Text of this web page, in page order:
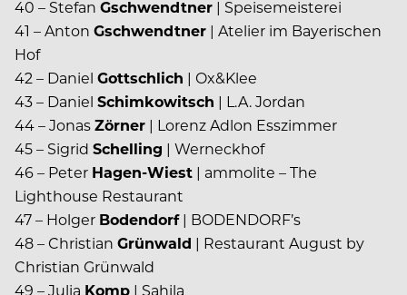
40 – Stefan Gschwendtner | Speisemeisterei
41 – Anton Gschwendtner | Atelier im Bayerischen
Hof
42 – Daniel Gottschlich | Ox&Klee
43 – Daniel Schimkowitsch | L.A. Jordan
44 – JonasZörner | Lorenz Adlon Esszimmer
45 – Sigrid Schelling | Werneckhof
46 – Peter Hagen-Wiest | ammolite – The
Lighthouse Restaurant
47 – Holger Bodendorf| BODENDORF’s
48 – Christian Grünwald | Restaurant August by
Christian Grünwald
49 – Julia Komp | Sahila